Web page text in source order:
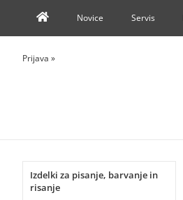
Novice Servis
Prijava »
Izdelki za pisanje, barvanje in
risanje